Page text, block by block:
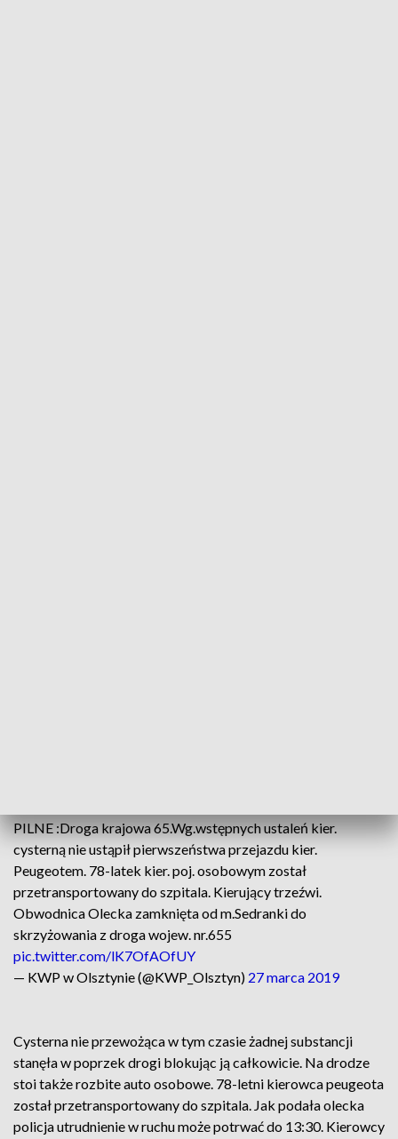
PILNE :Droga krajowa 65.Wg.wstępnych ustaleń kier.
cysterną nie ustąpił pierwszeństwa przejazdu kier.
Peugeotem. 78-latek kier. poj. osobowym został
przetransportowany do szpitala. Kierujący trzeźwi.
Obwodnica Olecka zamknięta od m.Sedranki do
skrzyżowania z droga wojew. nr.655
pic.twitter.com/lK7OfAOfUY
— KWP w Olsztynie (@KWP_Olsztyn) 27 marca 2019
Cysterna nie przewożąca w tym czasie żadnej substancji
stanęła w poprzek drogi blokując ją całkowicie. Na drodze
stoi także rozbite auto osobowe. 78-letni kierowca peugeota
został przetransportowany do szpitala. Jak podała olecka
policja utrudnienie w ruchu może potrwać do 13:30. Kierowcy